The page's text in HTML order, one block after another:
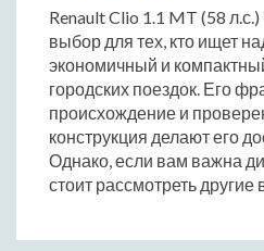
Renault Clio 1.1 MT (58
выбор для тех, кто ищет
экономичный и
городских поездок. Его
происхождение и
конструкция делают его
Однако, если вам важна
стоит рассмотреть другие